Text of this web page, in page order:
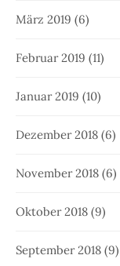
März 2019 (6)
Februar 2019 (11)
Januar 2019 (10)
Dezember 2018 (6)
November 2018 (6)
Oktober 2018 (9)
September 2018 (9)